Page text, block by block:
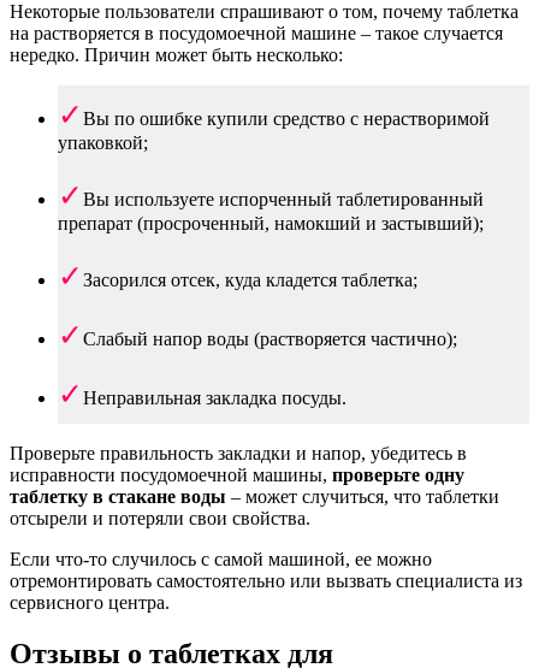
Некоторые пользователи спрашивают о том, почему таблетка
на растворяется в посудомоечной машине – такое случается
нередко. Причин может быть несколько:
Вы по ошибке купили средство с нерастворимой
упаковкой;
Вы используете испорченный таблетированный
препарат (просроченный, намокший и застывший);
Засорился отсек, куда кладется таблетка;
Слабый напор воды (растворяется частично);
Неправильная закладка посуды.
Проверьте правильность закладки и напор, убедитесь в
исправности посудомоечной машины, проверьте одну
таблетку в стакане воды – может случиться, что таблетки
отсырели и потеряли свои свойства.
Если что-то случилось с самой машиной, ее можно
отремонтировать самостоятельно или вызвать специалиста из
сервисного центра.
Отзывы о таблетках для